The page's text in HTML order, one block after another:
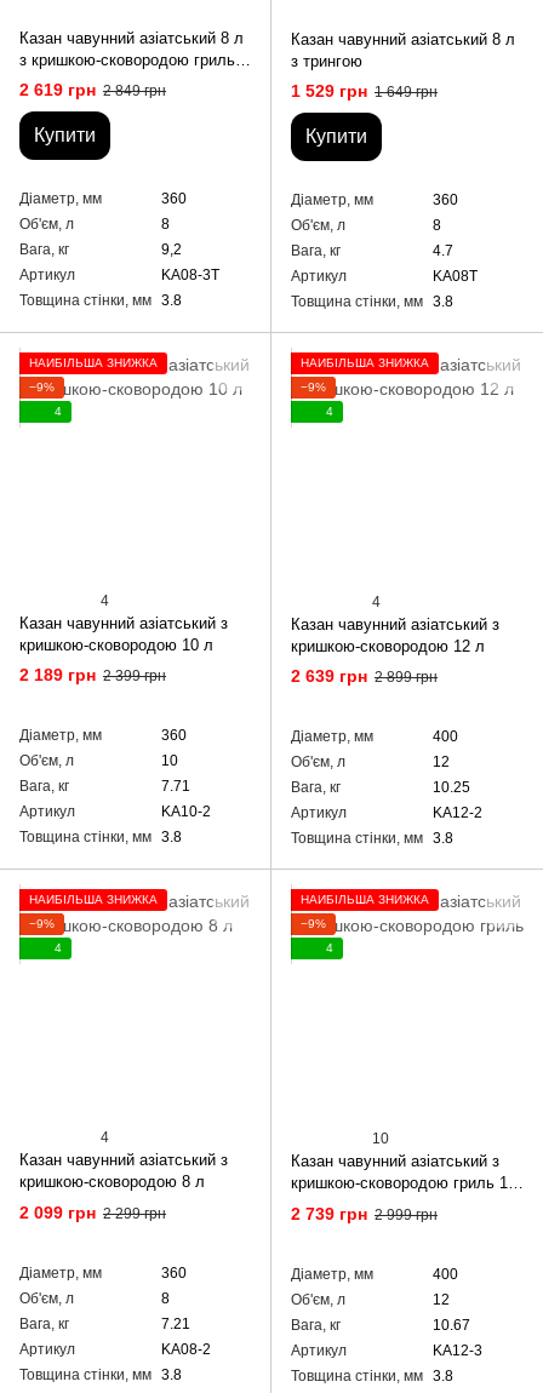
Казан чавунний азіатський 8 л
з кришкою-сковородою гриль
та триногою
2 619 грн 2 849 грн
Купити
Діаметр, мм
360
Об'єм, л
8
Вага, кг
9,2
Артикул
KA08-3T
Товщина стінки, мм 3.8
Казан чавунний азіатський 8 л
з трингою
1 529 грн 1 649 грн
Купити
Діаметр, мм
360
Об'єм, л
8
Вага, кг
4.7
Артикул
KA08T
Товщина стінки, мм 3.8
НАЙБІЛЬША ЗНИЖКА
−9%
4
4
Казан чавунний азіатський з
кришкою-сковородою 10 л
2 189 грн 2 399 грн
Діаметр, мм
360
Об'єм, л
10
Вага, кг
7.71
Артикул
KA10-2
Товщина стінки, мм 3.8
НАЙБІЛЬША ЗНИЖКА
−9%
4
4
Казан чавунний азіатський з
кришкою-сковородою 12 л
2 639 грн 2 899 грн
Діаметр, мм
400
Об'єм, л
12
Вага, кг
10.25
Артикул
KA12-2
Товщина стінки, мм 3.8
НАЙБІЛЬША ЗНИЖКА
−9%
4
4
Казан чавунний азіатський з
кришкою-сковородою 8 л
2 099 грн 2 299 грн
Діаметр, мм
360
Об'єм, л
8
Вага, кг
7.21
Артикул
KA08-2
Товщина стінки, мм 3.8
НАЙБІЛЬША ЗНИЖКА
−9%
4
10
Казан чавунний азіатський з
кришкою-сковородою гриль 12
л
2 739 грн 2 999 грн
Діаметр, мм
400
Об'єм, л
12
Вага, кг
10.67
Артикул
KA12-3
Товщина стінки, мм 3.8